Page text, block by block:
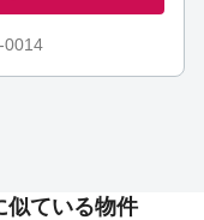
0014
似ている物件